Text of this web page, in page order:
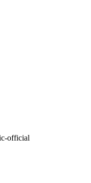
official